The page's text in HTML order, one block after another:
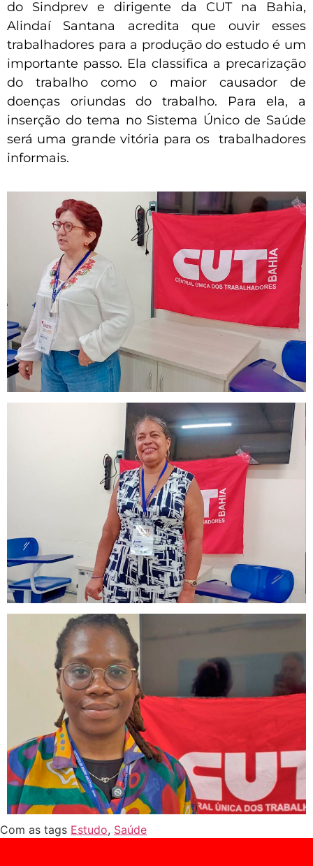
do Sindprev e dirigente da CUT na Bahia,
Alindaí Santana acredita que ouvir esses
trabalhadores para a produção do estudo é um
importante passo. Ela classifica a precarização
do trabalho como o maior causador de
doenças oriundas do trabalho. Para ela, a
inserção do tema no Sistema Único de Saúde
será uma grande vitória para os trabalhadores
informais.
Com as tags Estudo, Saúde